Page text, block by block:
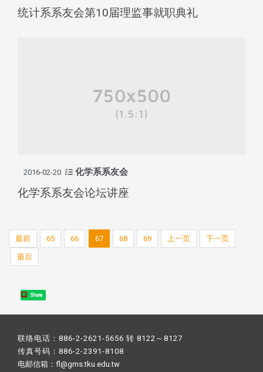
统计系系友会第10届理监事就职典礼
2016-02-20 化学系系友会
化学系系友会论坛讲座
最前 65 66 67 68 69 上一页 下一页
最后
Share
联络电话：886-2-2621-5656 转 8122～8127
传真号码：886-2-2391-8108
电邮信箱：fl@gms.tku.edu.tw